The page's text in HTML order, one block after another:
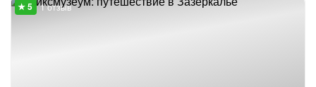
1 отзыв